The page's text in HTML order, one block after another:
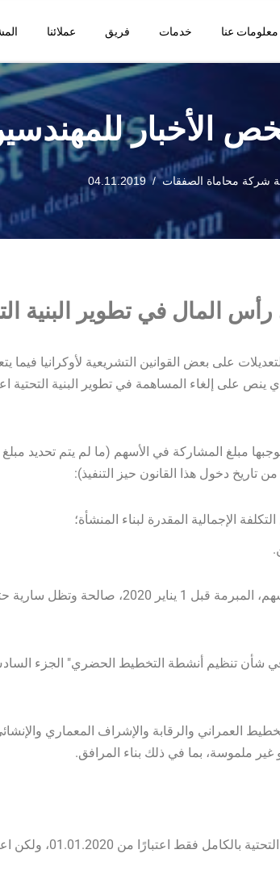
معلومات عنا خدمات فريق عملائنا
الأخبار للمهندسين
شركة محاماة الصفقات 04.11.2019
المال في تطوير البنية
"بشأن التعديلات على بعض القوانين التشريعية لأوكرانيا فيما
يكون بموجبها مبلغ المشاركة في الأسهم (ما لم يتم تحديد
تاريخ دخول هذا القانون حيز التنفيذ):
اتفاقيات دفع المشاركة في الأسهم، المبرمة قبل 1 يناير
شأن تنظيم أنشطة التخطيط الحضري" الجزء
العمراني والرقابة والإشراف المعماري
ملموسة، بما في ذلك بناء المرافق.
كما ترون، سيتم إلغاء المساهمة في تطوير